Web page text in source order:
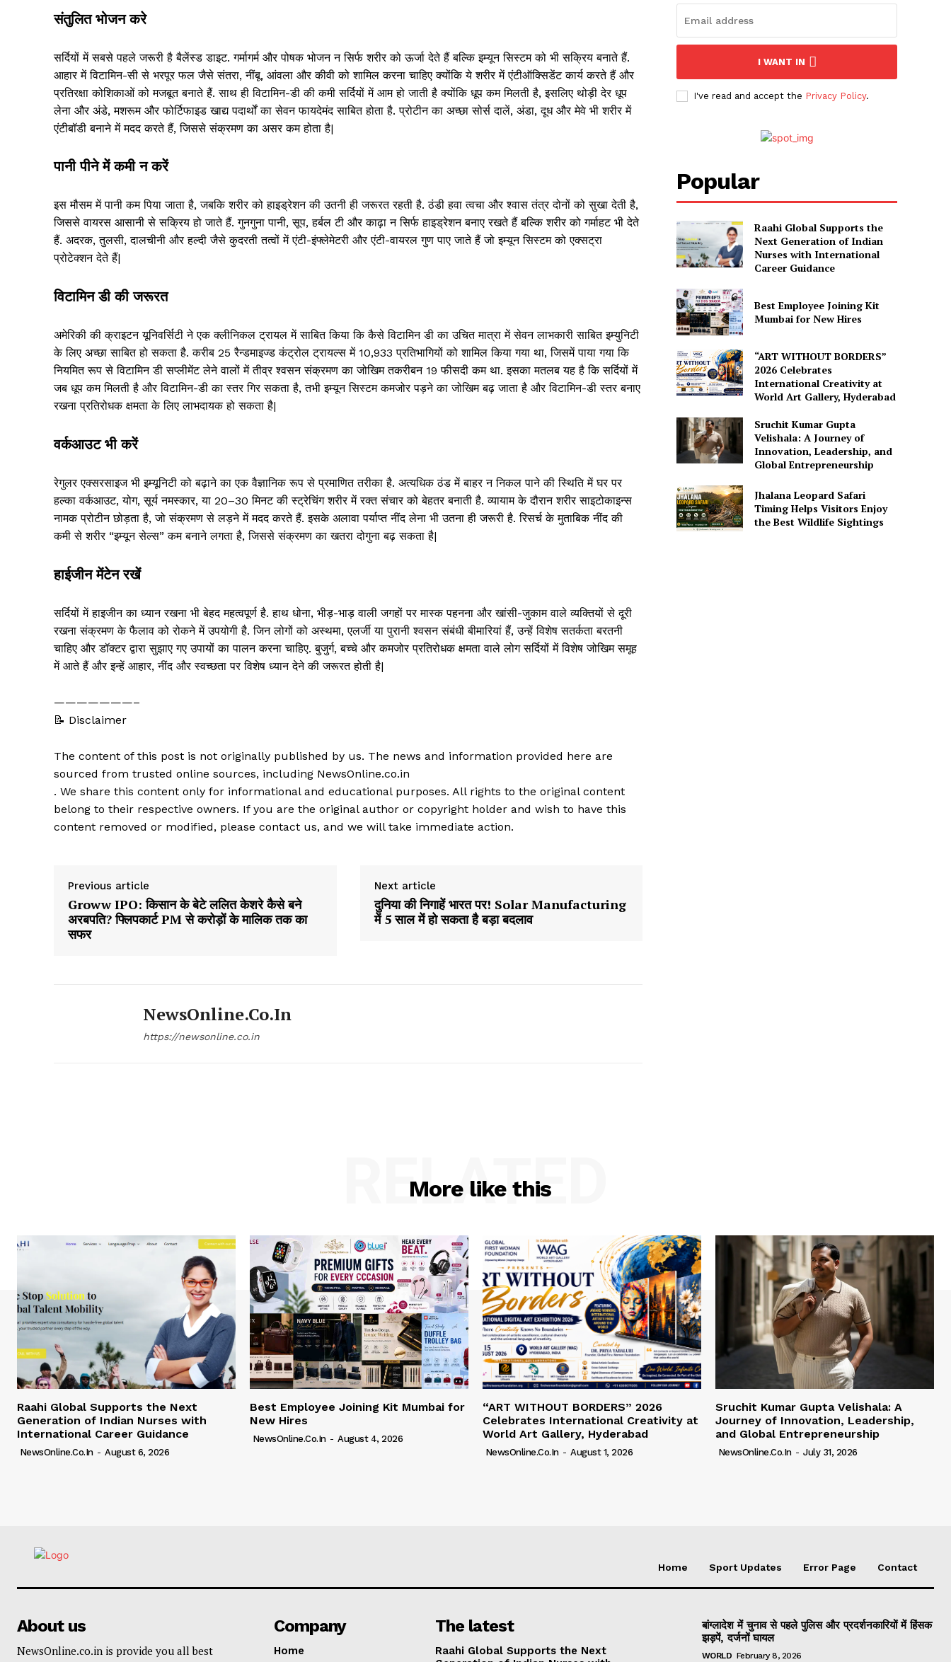
संतुलित भोजन करे
सर्दियों में सबसे पहले जरूरी है बैलेंस्ड डाइट. गर्मागर्म और पोषक भोजन न सिर्फ शरीर को ऊर्जा देते हैं बल्कि इम्यून सिस्टम को भी सक्रिय बनाते हैं.
आहार में विटामिन-सी से भरपूर फल जैसे संतरा, नींबू, आंवला और कीवी को शामिल करना चाहिए क्योंकि ये शरीर में एंटीऑक्सिडेंट कार्य करते हैं और
प्रतिरक्षा कोशिकाओं को मजबूत बनाते हैं. साथ ही विटामिन-डी की कमी सर्दियों में आम हो जाती है क्योंकि धूप कम मिलती है, इसलिए थोड़ी देर धूप
लेना और अंडे, मशरूम और फोर्टिफाइड खाद्य पदार्थों का सेवन फायदेमंद साबित होता है. प्रोटीन का अच्छा सोर्स दालें, अंडा, दूध और मेवे भी शरीर में
एंटीबॉडी बनाने में मदद करते हैं, जिससे संक्रमण का असर कम होता है|
पानी पीने में कमी न करें
इस मौसम में पानी कम पिया जाता है, जबकि शरीर को हाइड्रेशन की उतनी ही जरूरत रहती है. ठंडी हवा त्वचा और श्वास तंत्र दोनों को सुखा देती है,
जिससे वायरस आसानी से सक्रिय हो जाते हैं. गुनगुना पानी, सूप, हर्बल टी और काढ़ा न सिर्फ हाइड्रेशन बनाए रखते हैं बल्कि शरीर को गर्माहट भी देते
हैं. अदरक, तुलसी, दालचीनी और हल्दी जैसे कुदरती तत्वों में एंटी-इंफ्लेमेटरी और एंटी-वायरल गुण पाए जाते हैं जो इम्यून सिस्टम को एक्सट्रा
प्रोटेक्शन देते हैं|
विटामिन डी की जरूरत
अमेरिकी की क्राइटन यूनिवर्सिटी ने एक क्लीनिकल ट्रायल में साबित किया कि कैसे विटामिन डी का उचित मात्रा में सेवन लाभकारी साबित इम्युनिटी
के लिए अच्छा साबित हो सकता है. करीब 25 रैन्डमाइज्ड कंट्रोल ट्रायल्स में 10,933 प्रतिभागियों को शामिल किया गया था, जिसमें पाया गया कि
नियमित रूप से विटामिन डी सप्लीमेंट लेने वालों में तीव्र श्वसन संक्रमण का जोखिम तकरीबन 19 फीसदी कम था. इसका मतलब यह है कि सर्दियों में
जब धूप कम मिलती है और विटामिन-डी का स्तर गिर सकता है, तभी इम्यून सिस्टम कमजोर पड़ने का जोखिम बढ़ जाता है और विटामिन-डी स्तर बनाए
रखना प्रतिरोधक क्षमता के लिए लाभदायक हो सकता है|
वर्कआउट भी करें
रेगुलर एक्सरसाइज भी इम्यूनिटी को बढ़ाने का एक वैज्ञानिक रूप से प्रमाणित तरीका है. अत्यधिक ठंड में बाहर न निकल पाने की स्थिति में घर पर
हल्का वर्कआउट, योग, सूर्य नमस्कार, या 20–30 मिनट की स्ट्रेचिंग शरीर में रक्त संचार को बेहतर बनाती है. व्यायाम के दौरान शरीर साइटोकाइन्स
नामक प्रोटीन छोड़ता है, जो संक्रमण से लड़ने में मदद करते हैं. इसके अलावा पर्याप्त नींद लेना भी उतना ही जरूरी है. रिसर्च के मुताबिक नींद की
कमी से शरीर “इम्यून सेल्स” कम बनाने लगता है, जिससे संक्रमण का खतरा दोगुना बढ़ सकता है|
हाईजीन मेंटेन रखें
सर्दियों में हाइजीन का ध्यान रखना भी बेहद महत्वपूर्ण है. हाथ धोना, भीड़-भाड़ वाली जगहों पर मास्क पहनना और खांसी-जुकाम वाले व्यक्तियों से दूरी
रखना संक्रमण के फैलाव को रोकने में उपयोगी है. जिन लोगों को अस्थमा, एलर्जी या पुरानी श्वसन संबंधी बीमारियां हैं, उन्हें विशेष सतर्कता बरतनी
चाहिए और डॉक्टर द्वारा सुझाए गए उपायों का पालन करना चाहिए. बुजुर्ग, बच्चे और कमजोर प्रतिरोधक क्षमता वाले लोग सर्दियों में विशेष जोखिम समूह
में आते हैं और इन्हें आहार, नींद और स्वच्छता पर विशेष ध्यान देने की जरूरत होती है|
———————–
📝 Disclaimer
The content of this post is not originally published by us. The news and information provided here are
sourced from trusted online sources, including NewsOnline.co.in
. We share this content only for informational and educational purposes. All rights to the original content
belong to their respective owners. If you are the original author or copyright holder and wish to have this
content removed or modified, please contact us, and we will take immediate action.
Previous article
Groww IPO: किसान के बेटे ललित केशरे कैसे बने
अरबपति? फ्लिपकार्ट PM से करोड़ों के मालिक तक का
सफर
Next article
दुनिया की निगाहें भारत पर! Solar Manufacturing
में 5 साल में हो सकता है बड़ा बदलाव
NewsOnline.co.in
https://newsonline.co.in
I WANT IN
I've read and accept the Privacy Policy.
Popular
Raahi Global Supports the
Next Generation of Indian
Nurses with International
Career Guidance
Best Employee Joining Kit
Mumbai for New Hires
“ART WITHOUT BORDERS”
2026 Celebrates
International Creativity at
World Art Gallery, Hyderabad
Sruchit Kumar Gupta
Velishala: A Journey of
Innovation, Leadership, and
Global Entrepreneurship
Jhalana Leopard Safari
Timing Helps Visitors Enjoy
the Best Wildlife Sightings
More like this
RELATED
Raahi Global Supports the Next
Generation of Indian Nurses with
International Career Guidance
NewsOnline.co.in - August 6, 2026
Best Employee Joining Kit Mumbai for
New Hires
NewsOnline.co.in - August 4, 2026
“ART WITHOUT BORDERS” 2026
Celebrates International Creativity at
World Art Gallery, Hyderabad
NewsOnline.co.in - August 1, 2026
Sruchit Kumar Gupta Velishala: A
Journey of Innovation, Leadership,
and Global Entrepreneurship
NewsOnline.co.in - July 31, 2026
Home Sport Updates Error Page Contact
About us
NewsOnline.co.in is provide you all best
Company
Home
The latest
Raahi Global Supports the Next
बांग्लादेश में चुनाव से पहले पुलिस और प्रदर्शनकारियों में हिंसक
झड़पें, दर्जनों घायल
WORLD February 8, 2026